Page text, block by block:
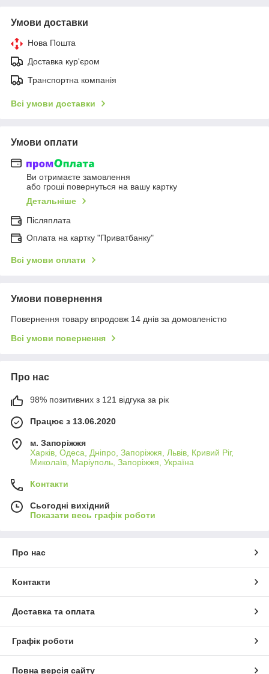
Умови доставки
Нова Пошта
Доставка кур'єром
Транспортна компанія
Всі умови доставки
Умови оплати
Ви отримаєте замовлення
або гроші повернуться на вашу картку
Детальніше
Післяплата
Оплата на картку "Приватбанку"
Всі умови оплати
Умови повернення
Повернення товару впродовж 14 днів за домовленістю
Всі умови повернення
Про нас
98% позитивних з 121 відгука за рік
Працює з 13.06.2020
м. Запоріжжя
Харків, Одеса, Дніпро, Запоріжжя, Львів, Кривий Ріг,
Миколаїв, Маріуполь, Запоріжжя, Україна
Контакти
Сьогодні вихідний
Показати весь графік роботи
Про нас
Контакти
Доставка та оплата
Графік роботи
Повна версія сайту